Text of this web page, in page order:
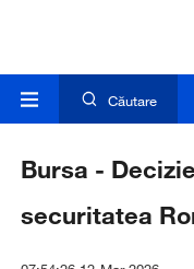
Căutare
Bursa -
securitatea